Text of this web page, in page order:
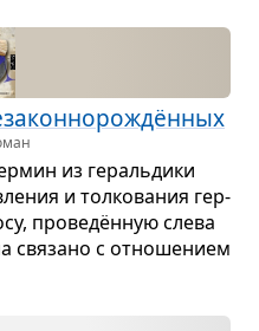
из гераль­дики
и тол­ко­ва­ния гер­
про­ведён­ную слева
свя­зано с отно­ше­нием